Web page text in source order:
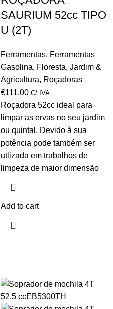
SAURIUM 52cc TIPO
U (2T)
Ferramentas, Ferramentas
Gasolina, Floresta, Jardim &
Agricultura, Roçadoras
€111,00 C/ IVA
Roçadora 52cc ideal para
limpar as ervas no seu jardim
ou quintal. Devido à sua
potência pode também ser
utlizada em trabalhos de
limpeza de maior dimensão
Add to cart